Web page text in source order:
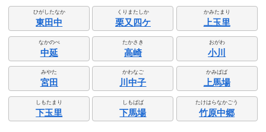
ひがしたなか
東田中
くりまたしか
栗又四ケ
かみたまり
上玉里
なかのべ
中延
たかさき
高崎
おがわ
小川
みやた
宮田
かわなご
川中子
かみばば
上馬場
しもたまり
下玉里
しもばば
下馬場
たけはらなかごう
竹原中郷